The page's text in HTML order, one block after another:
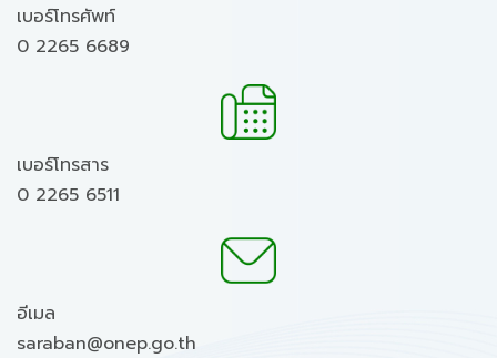
เบอร์โทรศัพท์
0 2265 6689
เบอร์โทรสาร
0 2265 6511
อีเมล
saraban@onep.go.th